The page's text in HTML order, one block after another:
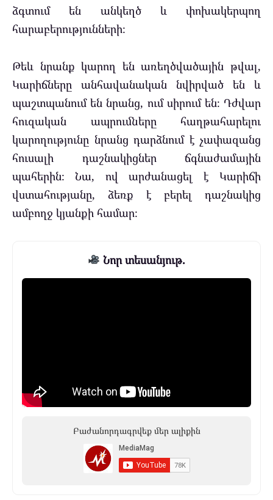
ձգտում են անկեղծ և փոխակերպող
հարաբերությունների։
Թեև նրանք կարող են առեղծվածային թվալ,
Կարիճները անհավանական նվիրված են և
պաշտպանում են նրանց, ում սիրում են։ Դժվար
հուզական ապրումները հաղթահարելու
կարողությունը նրանց դարձնում է չափազանց
հուսալի դաշնակիցներ ճգնաժամային
պահերին։ Նա, ով արժանացել է Կարիճի
վստահությանը, ձեռք է բերել դաշնակից
ամբողջ կյանքի համար։
Նոր տեսանյութ.
Բաժանորդագրվեք մեր ալիքին